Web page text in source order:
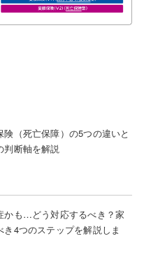
（死亡保障）の5つの違いと
判断軸を解説
かも…どう対応するべき？家
4つのステップを解説しま